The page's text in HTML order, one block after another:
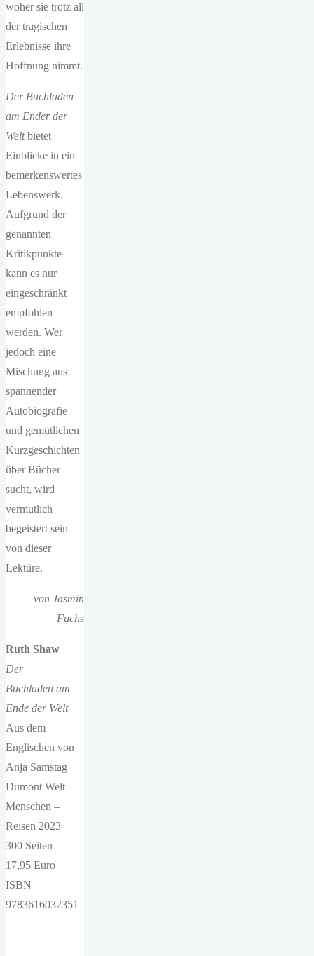
woher sie trotz all
der tragischen
Erlebnisse ihre
Hoffnung nimmt.
Der Buchladen
am Ender der
Weltbietet
Einblicke in ein
bemerkenswertes
Lebenswerk.
Aufgrund der
genannten
Kritikpunkte
kann es nur
eingeschränkt
empfohlen
werden. Wer
jedoch eine
Mischung aus
spannender
Autobiografie
und gemütlichen
Kurzgeschichten
über Bücher
sucht, wird
vermutlich
begeistert sein
von dieser
Lektüre.
von Jasmin
Fuchs
Ruth Shaw
Der
Buchladen am
Ende der Welt
Aus dem
Englischen von
Anja Samstag
Dumont Welt –
Menschen –
Reisen 2023
300 Seiten
17,95 Euro
ISBN
9783616032351